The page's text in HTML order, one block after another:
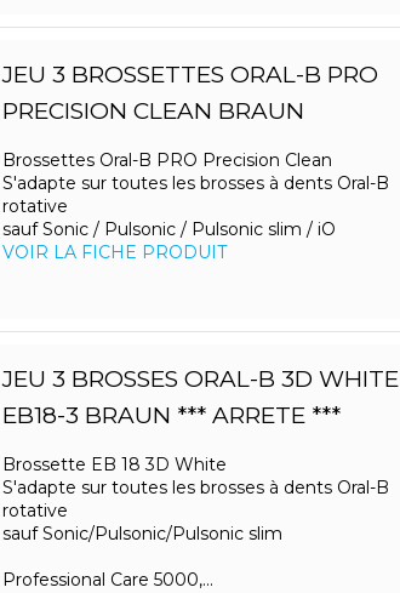
JEU 3 BROSSETTES ORAL-B PRO
PRECISION CLEAN BRAUN
Brossettes Oral-B PRO Precision Clean
S'adapte sur toutes les brosses à dents Oral-B
rotative
sauf Sonic / Pulsonic / Pulsonic slim / iO
VOIR LA FICHE PRODUIT
JEU 3 BROSSES ORAL-B 3D WHITE
EB18-3 BRAUN *** ARRETE ***
Brossette EB 18 3D White
S'adapte sur toutes les brosses à dents Oral-B
rotative
sauf Sonic/Pulsonic/Pulsonic slim
Professional Care 5000,...